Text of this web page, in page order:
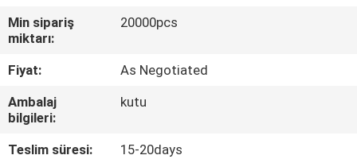
KALITE
KONTROL
BIZIMLE
ILETIŞIME
Min sipariş
miktarı:
20000pcs
Fiyat:
As Negotiated
Ambalaj
bilgileri:
kutu
Teslim süresi:
15-20days